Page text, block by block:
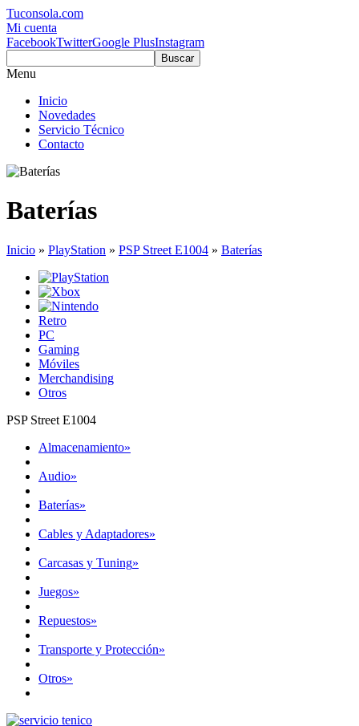
Tuconsola.com
Mi cuenta
FacebookTwitterGoogle PlusInstagram
Buscar
Menu
Inicio
Novedades
Servicio Técnico
Contacto
Baterías
Inicio » PlayStation » PSP Street E1004 » Baterías
Retro
PC
Gaming
Móviles
Merchandising
Otros
PSP Street E1004
Almacenamiento»
Audio»
Baterías»
Cables y Adaptadores»
Carcasas y Tuning»
Juegos»
Repuestos»
Transporte y Protección»
Otros»